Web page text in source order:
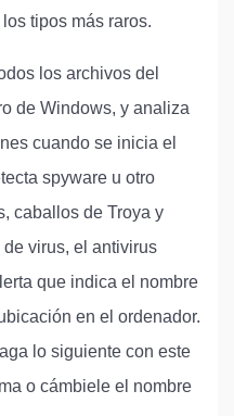
tipos más raros.
los archivos del
de Windows, y analiza
cuando se inicia el
spyware u otro
caballos de Troya y
virus, el antivirus
que indica el nombre
en el ordenador.
lo siguiente con este
o cámbiele el nombre